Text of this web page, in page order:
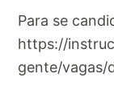
Para se
https://
gente/vagas/